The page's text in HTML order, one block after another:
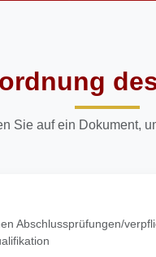
Sie auf ein Dokument,
Abschlussprüfungen/